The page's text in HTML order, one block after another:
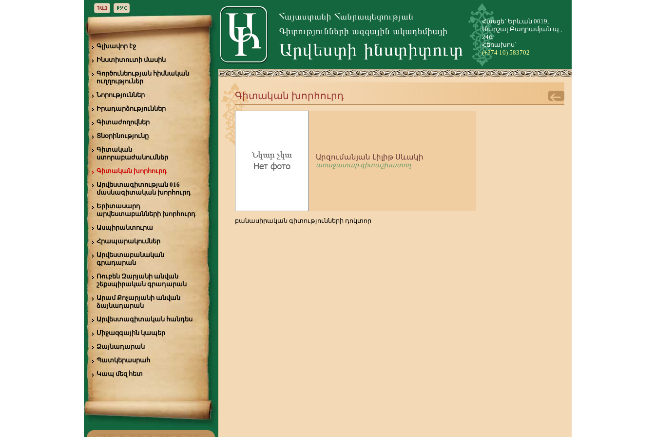
Գլխավոր էջ
Ինստիտուտի մասին
Գործունեության հիմնական
ուղղություներ
Նորություններ
Իրադարձություններ
Գիտաժողովներ
Տնօրինությունը
Գիտական
ստորաբաժանումներ
Գիտական խորհուրդ
Արվեստագիտության 016
մասնագիտական խորհուրդ
Երիտասարդ
արվեստաբանների խորհուրդ
Ասպիրանտուրա
Հրապարակումներ
Արվեստաբանական
գրադարան
Ռուբեն Զարյանի անվան
շեքսպիրական գրադարան
Արամ Քոչարյանի անվան
ձայնադարան
Արվեստագիտական հանդես
Միջազգային կապեր
Ձայնադարան
Պատկերասրահ
Կապ մեզ հետ
Հասցե` Երևան 0019,
Մարշալ Բաղրամյան պ.,
24գ
Հեռախոս`
(+374 10) 583702
Գիտական խորհուրդ
Արզումանյան Լիլիթ Սևակի
առաջատար գիտաշխատող
բանասիրական գիտությունների դոկտոր